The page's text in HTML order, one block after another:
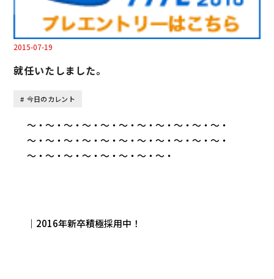
2015-07-19
就任いたしました。
今日のカレント
～・～・～・～・～・～・～・～・～・～・～・
～・～・～・～・～・～・～・～・～・～・～・
～・～・～・～・～・～・～・～・
｜2016年新卒積極採用中！